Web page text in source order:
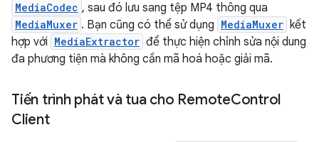
MediaCodec , sau đó lưu sang tệp MP4 thông qua
MediaMuxer . Bạn cũng có thể sử dụng MediaMuxer kết
hợp với MediaExtractor để thực hiện chỉnh sửa nội dung
đa phương tiện mà không cần mã hoá hoặc giải mã.
Tiến trình phát và tua cho RemoteControl
Client